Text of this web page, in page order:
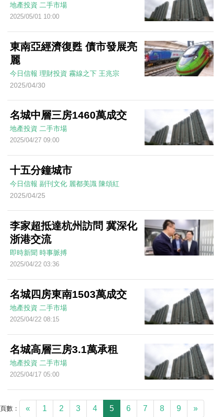
地產投資 二手市場
2025/05/01 10:00
東南亞經濟復甦 債市發展亮
麗
今日信報 理財投資 霧線之下 王兆宗
2025/04/30
名城中層三房1460萬成交
地產投資 二手市場
2025/04/27 09:00
十五分鐘城市
今日信報 副刊文化 麗都美識 陳頌紅
2025/04/25
李家超抵達杭州訪問 冀深化
浙港交流
即時新聞 時事脈搏
2025/04/22 03:36
名城四房東南1503萬成交
地產投資 二手市場
2025/04/22 08:15
名城高層三房3.1萬承租
地產投資 二手市場
2025/04/17 05:00
頁數： « 1 2 3 4 5 6 7 8 9 »